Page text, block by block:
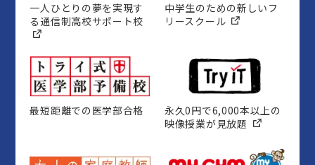
一人ひとりの夢を実現す
る通信制高校サポート校
中学生のための新しいフ
リースクール
最短距離での医学部合格
永久0円で6,000本以上の
映像授業が見放題